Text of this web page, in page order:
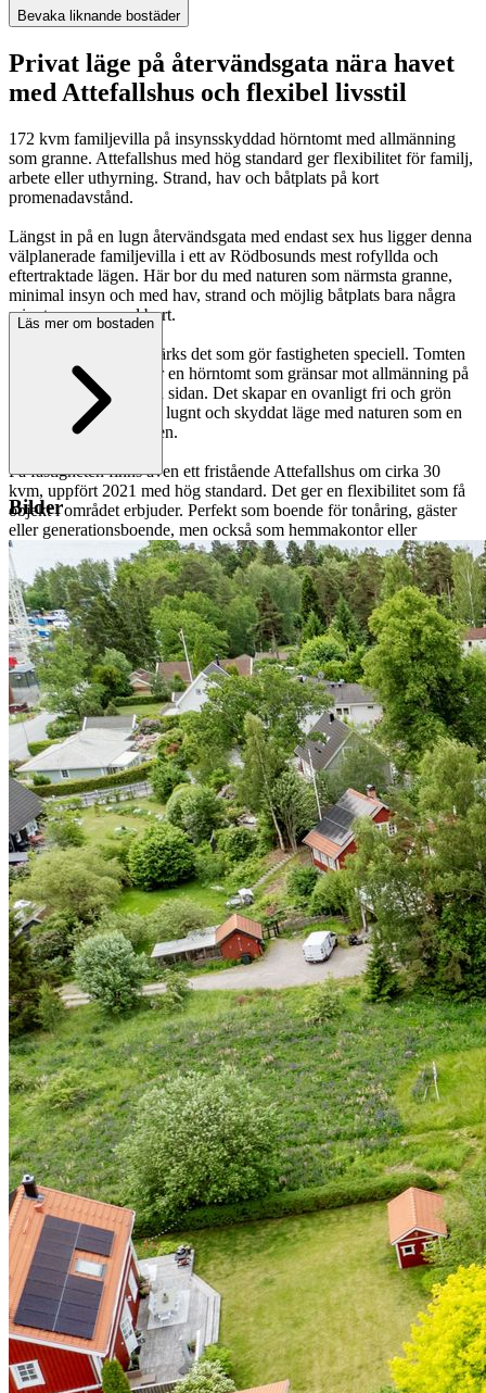
Bevaka liknande bostäder
Privat läge på återvändsgata nära havet
med Attefallshus och flexibel livsstil
172 kvm familjevilla på insynsskyddad hörntomt med allmänning
som granne. Attefallshus med hög standard ger flexibilitet för familj,
arbete eller uthyrning. Strand, hav och båtplats på kort
promenadavstånd.
Längst in på en lugn återvändsgata med endast sex hus ligger denna
välplanerade familjevilla i ett av Rödbosunds mest rofyllda och
eftertraktade lägen. Här bor du med naturen som närmsta granne,
minimal insyn och med hav, strand och möjlig båtplats bara några
minuters promenad bort.
Redan vid ankomst märks det som gör fastigheten speciell. Tomten
om cirka 1 000 kvm är en hörntomt som gränsar mot allmänning på
både baksidan och ena sidan. Det skapar en ovanligt fri och grön
känsla där huset får ett lugnt och skyddat läge med naturen som en
naturlig del av vardagen.
På fastigheten finns även ett fristående Attefallshus om cirka 30
kvm, uppfört 2021 med hög standard. Det ger en flexibilitet som få
objekt i området erbjuder. Perfekt som boende för tonåring, gäster
eller generationsboende, men också som hemmakontor eller
möjlighet till löpande hyresintäkter.
Bostadshuset omfattar 172 kvm och erbjuder en planlösning som
fungerar över tid. Entréplanet rymmer generösa sällskapsytor där
vardagsrummet blir en naturlig samlingspunkt med fint ljusinsläpp
och direkt utgång till en rymlig altan i soligt läge. Här skapas en
självklar koppling mellan inne och ute under årets varmare månader.
Köket är praktiskt utformat med bra arbetsytor och närhet till både
matplats och sociala ytor, vilket ger en funktionell och trivsam helhet
för vardag och umgänge. Övre plan erbjuder tre rymliga sovrum
samt ett allrum som enkelt kan anpassas efter familjens behov. Här
finns utrymme att växa och förändras över tid, oavsett om det
handlar om små barn, tonåringar eller behov av arbetsyta hemma.
Trädgården erbjuder goda möjligheter att vidareutveckla utemiljön
efter egna önskemål. Den öppna och skyddade tomten lämpar sig
väl för exempelvis pool eller växthus, vilket ytterligare kan förstärka
känslan av ett privat och komplett boende.
Läget i Rödbosund kombinerar det bästa av två världar. Ett lugnt
och naturnära boende med skärgårdens livsstil inom räckhåll. På
några minuters promenad når du strand, badmöjligheter och båtplats.
Morgondopp, båtliv och kvällar vid vattnet blir en naturlig del av
vardagen.
Sammanfattningsvis är detta ett hem som inte bara erbjuder yta, utan
också flexibilitet och långsiktighet. Ett boende som fungerar i livets
olika faser och som ger både lugn, frihet och möjligheter.
Läs mer om bostaden
Bilder